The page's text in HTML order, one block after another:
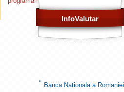
InfoValutar
Banca Nationala a Romaniei